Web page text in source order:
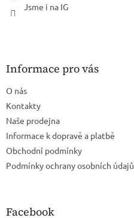
Jsme i na IG
Informace pro vás
O nás
Kontakty
Naše prodejna
Informace k dopravě a platbě
Obchodní podmínky
Podmínky ochrany osobních údajů
Facebook